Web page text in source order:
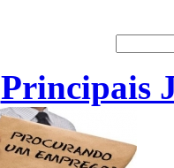
Principais